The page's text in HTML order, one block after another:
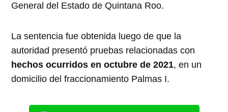
General del Estado de Quintana Roo.
La sentencia fue obtenida luego de que la
autoridad presentó pruebas relacionadas con
hechos ocurridos en octubre de 2021, en un
domicilio del fraccionamiento Palmas I.